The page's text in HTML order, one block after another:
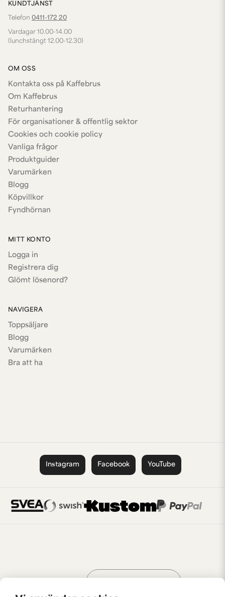
KUNDTJÄNST
Telefon 0411-172 20
Vardagar 10.00-14.00
(lunchstängt 12.00-12.30)
OM OSS
Kontakta oss på Kaffebrus
Om Kaffebrus
Returhantering
För organisationer & offentlig sektor
Cookies och cookie policy
Vanliga frågor
Produktguider
Varumärken
Blogg
Köpvillkor
Fyndhörnan
MITT KONTO
Logga in
Registrera dig
Glömt lösenord?
NAVIGERA
Toppsäljare
Blogg
Varumärken
Bra att ha
Instagram Facebook YouTube
AV KREATÖRER